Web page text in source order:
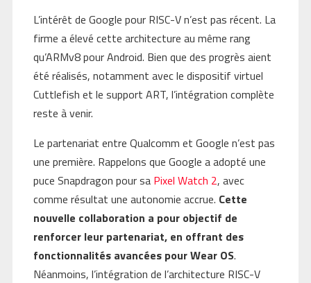
L’intérêt de Google pour RISC-V n’est pas récent. La
firme a élevé cette architecture au même rang
qu’ARMv8 pour Android. Bien que des progrès aient
été réalisés, notamment avec le dispositif virtuel
Cuttlefish et le support ART, l’intégration complète
reste à venir.
Le partenariat entre Qualcomm et Google n’est pas
une première. Rappelons que Google a adopté une
puce Snapdragon pour sa Pixel Watch 2, avec
comme résultat une autonomie accrue. Cette
nouvelle collaboration a pour objectif de
renforcer leur partenariat, en offrant des
fonctionnalités avancées pour Wear OS.
Néanmoins, l’intégration de l’architecture RISC-V